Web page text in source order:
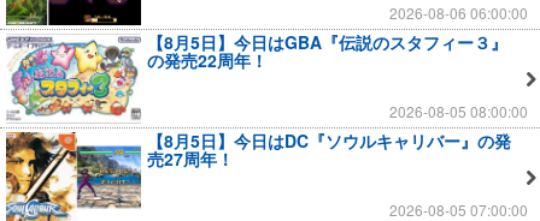
2026-08-06 06:00:00
【8月5日】今日はGBA『伝説のスタフィー３』
の発売22周年！
2026-08-05 08:00:00
【8月5日】今日はDC『ソウルキャリバー』の発
売27周年！
2026-08-05 07:00:00